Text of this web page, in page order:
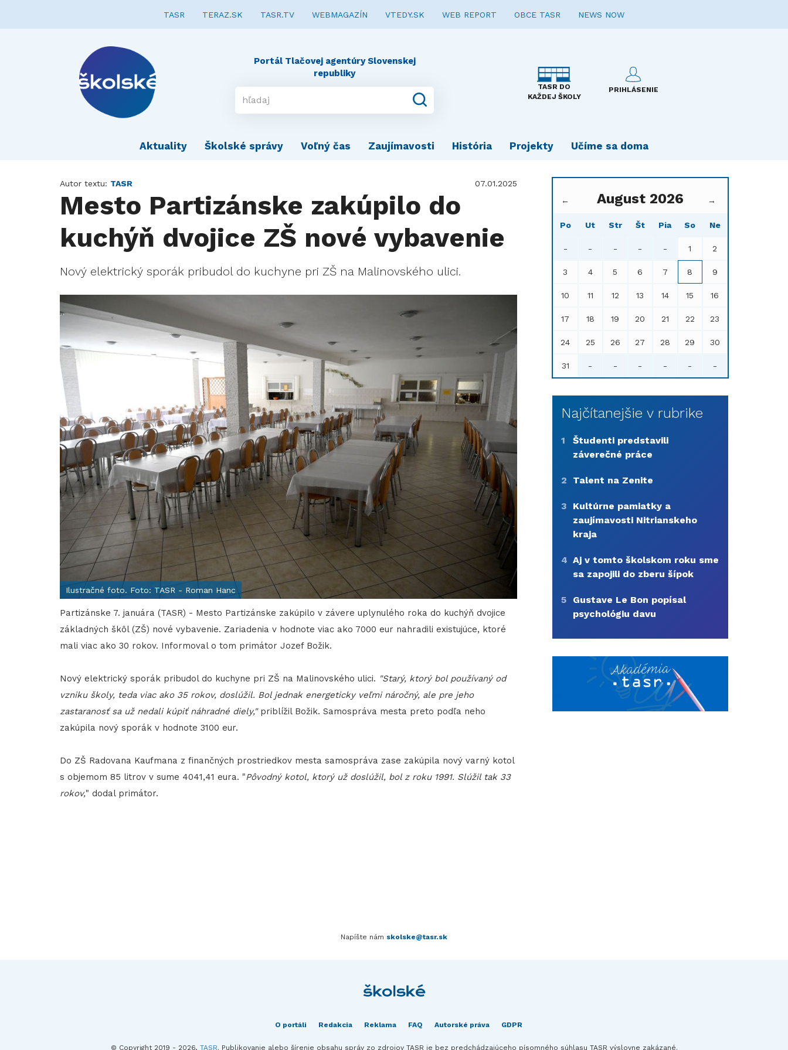
TASR TERAZ.SK TASR.TV WEBMAGAZÍN VTEDY.SK WEB REPORT OBCE TASR NEWS NOW
Portál Tlačovej agentúry Slovenskej
republiky
TASR DO
KAŽDEJ ŠKOLY
PRIHLÁSENIE
Aktuality Školské správy Voľný čas Zaujímavosti História Projekty Učíme sa doma
Autor textu: TASR 07.01.2025
Mesto Partizánske zakúpilo do
kuchýň dvojice ZŠ nové vybavenie
Nový elektrický sporák pribudol do kuchyne pri ZŠ na Malinovského ulici.
Ilustračné foto. Foto: TASR - Roman Hanc
Partizánske 7. januára (TASR) - Mesto Partizánske zakúpilo v závere uplynulého roka do kuchýň dvojice
základných škôl (ZŠ) nové vybavenie. Zariadenia v hodnote viac ako 7000 eur nahradili existujúce, ktoré
mali viac ako 30 rokov. Informoval o tom primátor Jozef Božik.
Nový elektrický sporák pribudol do kuchyne pri ZŠ na Malinovského ulici. "Starý, ktorý bol používaný od
vzniku školy, teda viac ako 35 rokov, doslúžil. Bol jednak energeticky veľmi náročný, ale pre jeho
zastaranosť sa už nedali kúpiť náhradné diely,"priblížil Božik. Samospráva mesta preto podľa neho
zakúpila nový sporák v hodnote 3100 eur.
Do ZŠ Radovana Kaufmana z finančných prostriedkov mesta samospráva zase zakúpila nový varný kotol
s objemom 85 litrov v sume 4041,41 eura. "Pôvodný kotol, ktorý už doslúžil, bol z roku 1991. Slúžil tak 33
rokov," dodal primátor.
← August 2026 →
Po Ut Str Št Pia So Ne
- - - - - 1 2
3 4 5 6 7 8 9
10 11 12 13 14 15 16
17 18 19 20 21 22 23
24 25 26 27 28 29 30
31 - - - - - -
Najčítanejšie v rubrike
1
Študenti predstavili
záverečné práce
2 Talent na Zenite
3
Kultúrne pamiatky a
zaujímavosti Nitrianskeho
kraja
4 Aj v tomto školskom roku sme
sa zapojili do zberu šípok
5
Gustave Le Bon popísal
psychológiu davu
Napíšte nám skolske@tasr.sk
O portáli Redakcia Reklama FAQ Autorské práva GDPR
© Copyright 2019 - 2026, TASR. Publikovanie alebo šírenie obsahu správ zo zdrojov TASR je bez predchádzajúceho písomného súhlasu TASR výslovne zakázané.